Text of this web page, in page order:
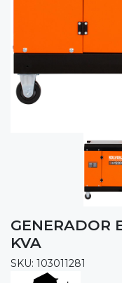
GENERADOR
KVA
SKU: 103011281